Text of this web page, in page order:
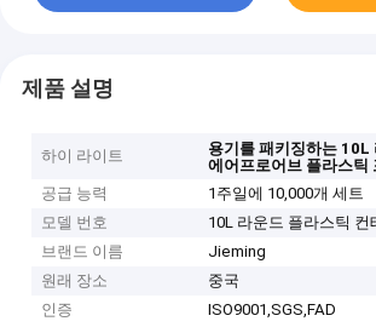
제품 설명
하이 라이트 용기를 패키징하는 10L
에어프로어브 플라스틱
공급 능력
1주일에 10,000개 세트
모델 번호
10L 라운드 플라스틱 컨
브랜드 이름
Jieming
원래 장소
중국
인증
ISO9001,SGS,FAD